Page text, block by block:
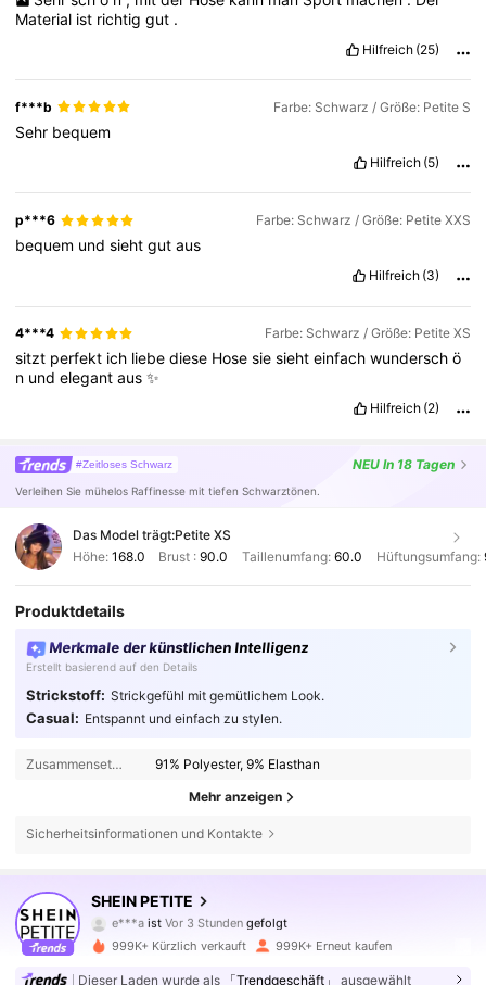
Material ist richtiggut .
Hilfreich (25)
f***b Farbe: Schwarz / Größe: Petite S
Sehr bequem
Hilfreich (5)
p***6 Farbe: Schwarz / Größe: Petite XXS
bequem undsiehtgutaus
Hilfreich (3)
4***4 Farbe: Schwarz / Größe: Petite XS
sitzt perfekt ich liebediese Hosesiesiehteinfachwunderschö
n undelegantaus✨
Hilfreich (2)
#Zeitloses Schwarz NEU In 18 Tagen
Verleihen Sie mühelos Raffinesse mit tiefen Schwarztönen.
Das Model trägt:Petite XS
Höhe: 168.0 Brust :90.0 Taillenumfang: 60.0 Hüftungsumfang:
Produktdetails
Merkmale der künstlichen Intelligenz
Erstellt basierend auf den Details
Strickstoff: Strickgefühl mit gemütlichem Look.
Casual: Entspannt und einfach zu stylen.
Zusammensetzung: 91% Polyester, 9% Elasthan
Mehr anzeigen
Sicherheitsinformationen und Kontakte
SHEIN PETITE
e***aistVor 3 Stunden
o***4 ist am Durchsuchen
4,83
2.3M Follower
999K+ Kürzlich verkauft 999K+ Erneut kaufen
Dieser Laden wurde als 「Trendgeschäft」 ausgewählt